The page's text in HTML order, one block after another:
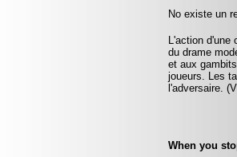
No existe un
L'action d'une
du drame
et aux
joueurs. Les
l'adversaire.
When you